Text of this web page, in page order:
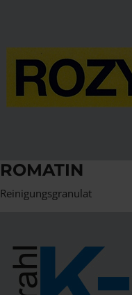
ROMATIN
Reinigungsgranulat